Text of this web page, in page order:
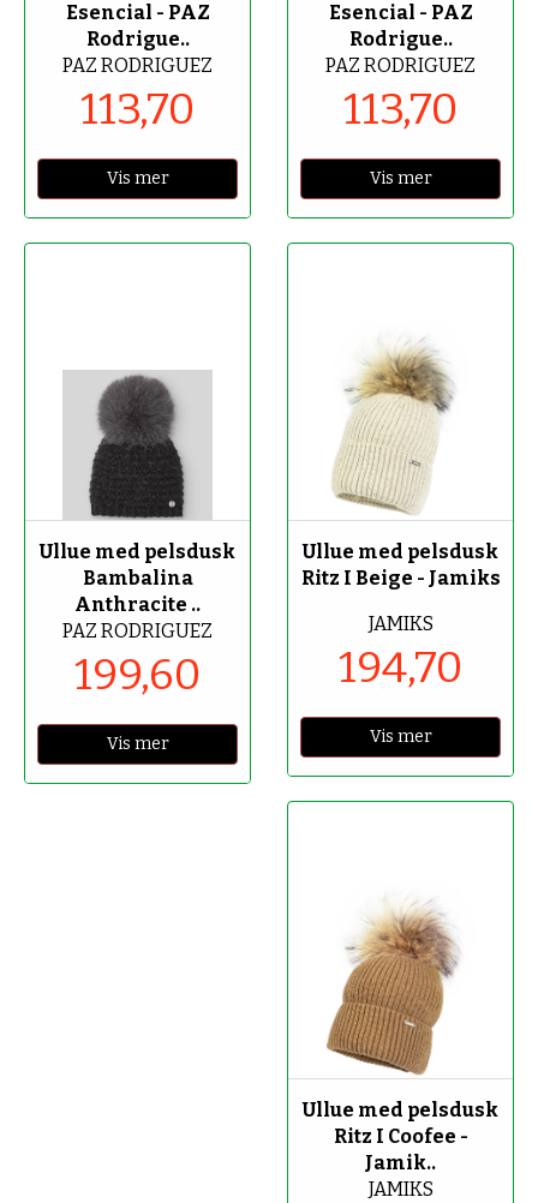
Esencial - PAZ
Rodrigue..
PAZ RODRIGUEZ
113,70
Vis mer
Esencial - PAZ
Rodrigue..
PAZ RODRIGUEZ
113,70
Vis mer
-60%
Ullue med pelsdusk
Bambalina
Anthracite ..
PAZ RODRIGUEZ
199,60
Vis mer
-70%
Ullue med pelsdusk
Ritz I Beige - Jamiks
JAMIKS
194,70
Vis mer
-70%
Ullue med pelsdusk
Ritz I Coofee -
Jamik..
JAMIKS